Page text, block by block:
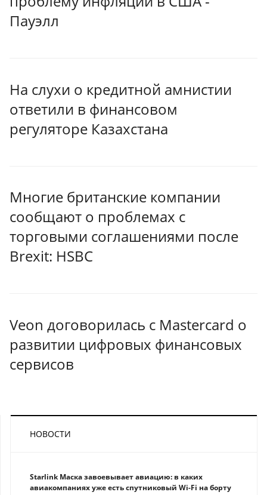
Пауэлл
На слухи о кредитной амнистии
ответили в финансовом
регуляторе Казахстана
Многие британские компании
сообщают о проблемах с
торговыми соглашениями после
Brexit: HSBC
Veon договорилась с Mastercard о
развитии цифровых финансовых
сервисов
НОВОСТИ
Starlink Маска завоевывает авиацию: в каких
авиакомпаниях уже есть спутниковый Wi-Fi на борту